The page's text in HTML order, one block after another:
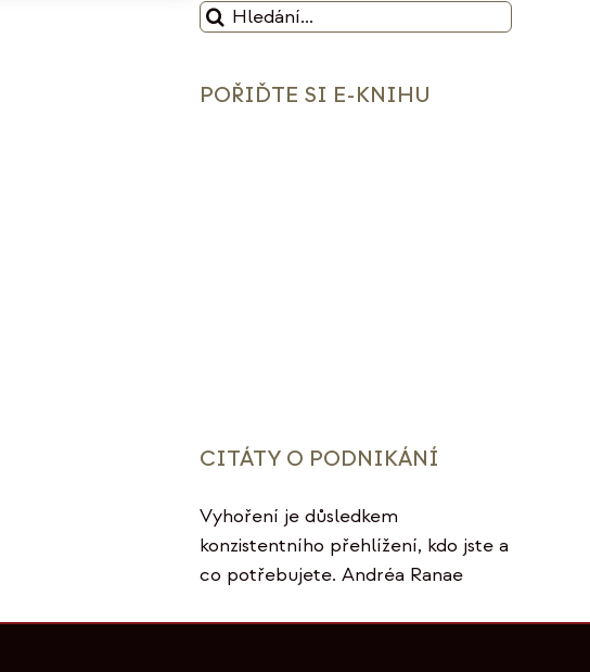
Hledat:
POŘIĎTE SI E-KNIHU
CITÁTY O PODNIKÁNÍ
Vyhoření je důsledkem
konzistentního přehlížení, kdo jste a
co potřebujete. Andréa Ranae